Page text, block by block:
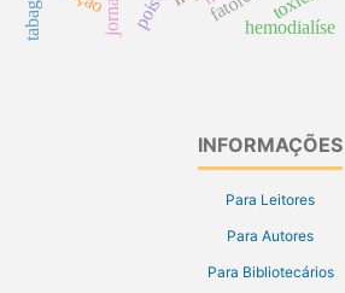
hemodialíse
INFORMAÇÕES
Para Leitores
Para Autores
Para Bibliotecários